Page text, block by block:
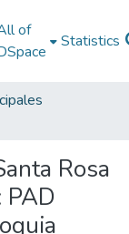
of
Statistics
Rosa